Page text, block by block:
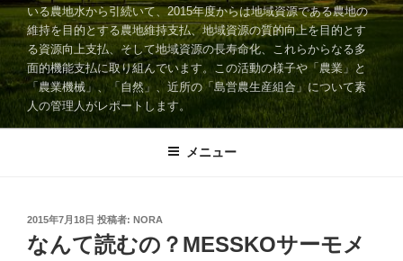
ッ
プ
いる農地水から引続いて、2015年度からは地域資源である農地の
維持を目的とする農地維持支払、地域資源の質的向上を目的とす
る資源向上支払、そして地域資源の長寿命化、これらからなる多
面的機能支払に取り組んでいます。この活動の様子や「農業」と
「農業機械」、「自然」、近所の「島営農生産組合」について素
人の管理人がレポートします。
メニュー
投
稿
日:
2015年7月18日 投稿者: NORA
なんて読むの？MESSKOサーモメ